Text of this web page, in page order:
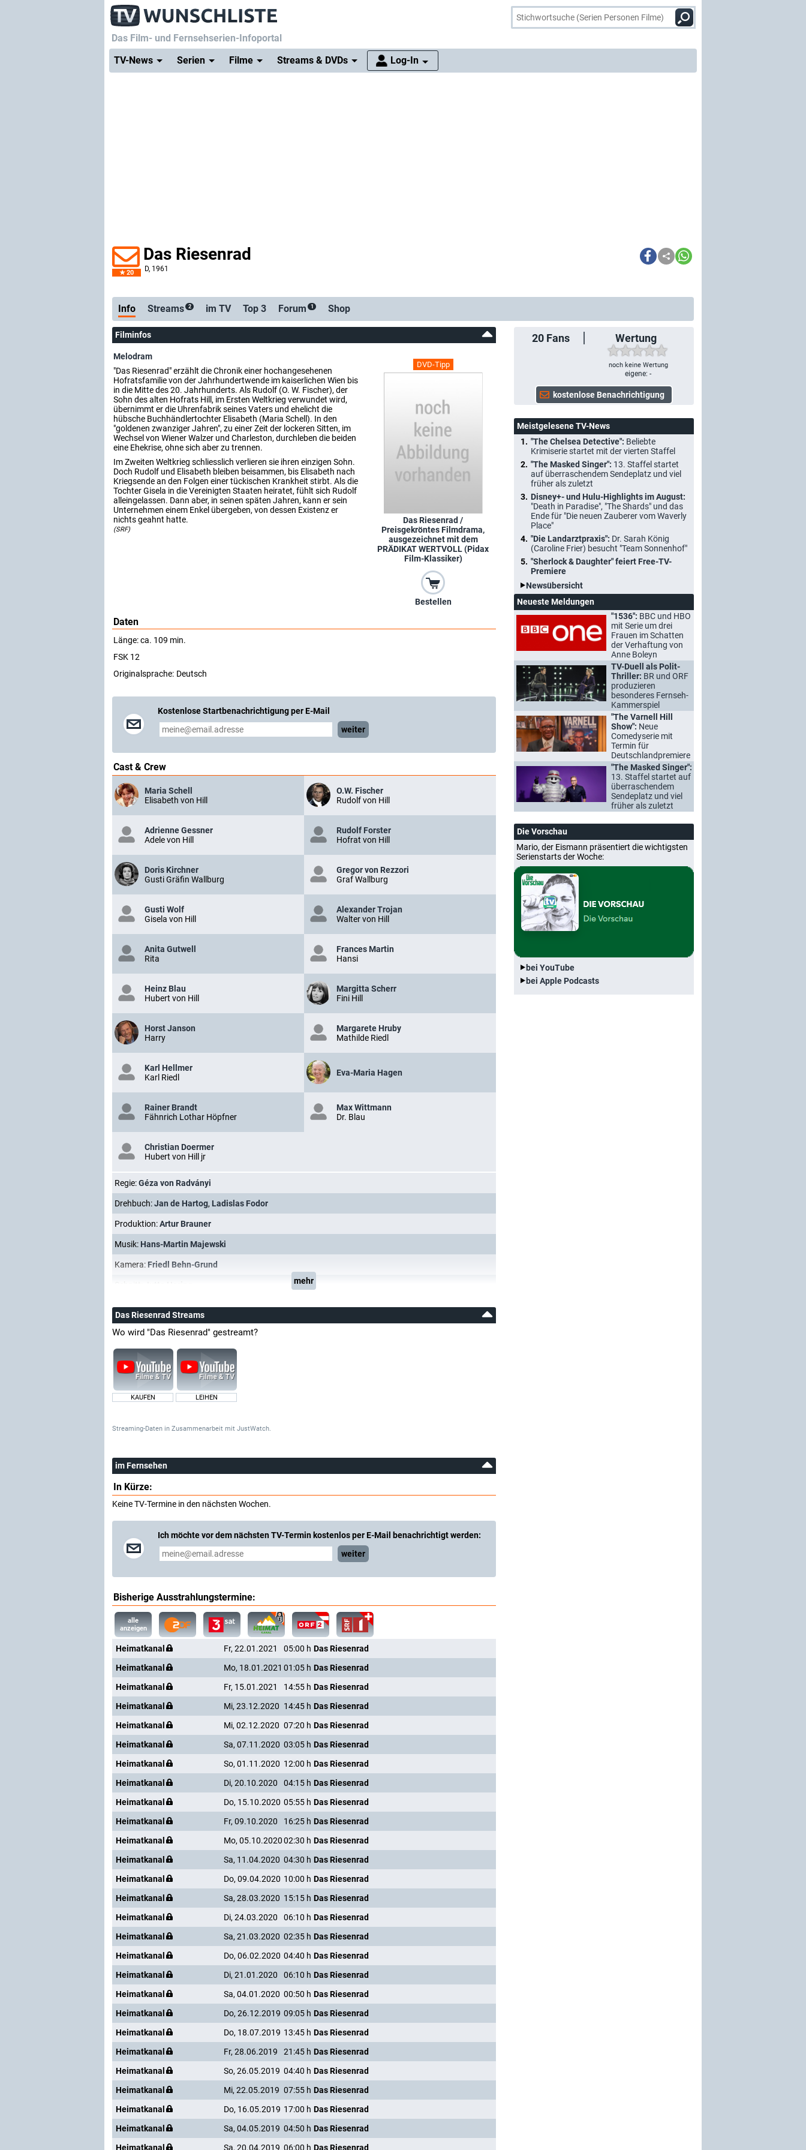
Das Film- und Fernsehserien-Infoportal
TV-News
Serien Filme Streams & DVDs Log-In
20
Das Riesenrad
D, 1961
Info Streams 2 im TV Top 3 Forum 1 Shop
20 Fans Wertung
noch keine Wertung
eigene: -
Filminfos
DVD-Tipp
Das Riesenrad /
Preisgekröntes Filmdrama,
ausgezeichnet mit dem
PRÄDIKAT WERTVOLL (Pidax
Film-Klassiker)
Bestellen
Melodram
"Das Riesenrad" erzählt die Chronik einer hochangesehenen
Hofratsfamilie von der Jahrhundertwende im kaiserlichen Wien bis
in die Mitte des 20. Jahrhunderts. Als Rudolf (O. W. Fischer), der
Sohn des alten Hofrats Hill, im Ersten Weltkrieg verwundet wird,
übernimmt er die Uhrenfabrik seines Vaters und ehelicht die
hübsche Buchhändlertochter Elisabeth (Maria Schell). In den
"goldenen zwanziger Jahren", zu einer Zeit der lockeren Sitten, im
Wechsel von Wiener Walzer und Charleston, durchleben die beiden
eine Ehekrise, ohne sich aber zu trennen.
Im Zweiten Weltkrieg schliesslich verlieren sie ihren einzigen Sohn.
Doch Rudolf und Elisabeth bleiben beisammen, bis Elisabeth nach
Kriegsende an den Folgen einer tückischen Krankheit stirbt. Als die
Tochter Gisela in die Vereinigten Staaten heiratet, fühlt sich Rudolf
alleingelassen. Dann aber, in seinen späten Jahren, kann er sein
Unternehmen einem Enkel übergeben, von dessen Existenz er
nichts geahnt hatte.
(SRF)
Daten
Länge: ca. 109 min.
FSK 12
Originalsprache: Deutsch
Kostenlose Startbenachrichtigung per E-Mail
weiter
Cast & Crew
Maria Schell
Elisabeth von Hill
O.W. Fischer
Rudolf von Hill
Adrienne Gessner
Adele von Hill
Rudolf Forster
Hofrat von Hill
Doris Kirchner
Gusti Gräfin Wallburg
Gregor von Rezzori
Graf Wallburg
Gusti Wolf
Gisela von Hill
Alexander Trojan
Walter von Hill
Anita Gutwell
Rita
Frances Martin
Hansi
Heinz Blau
Hubert von Hill
Margitta Scherr
Fini Hill
Horst Janson
Harry
Margarete Hruby
Mathilde Riedl
Karl Hellmer
Karl Riedl
Eva-Maria Hagen
Rainer Brandt
Fähnrich Lothar Höpfner
Max Wittmann
Dr. Blau
Christian Doermer
Hubert von Hill jr
Regie:Géza von Radványi
Drehbuch:Jan de Hartog, Ladislas Fodor
Produktion:Artur Brauner
Musik: Hans-Martin Majewski
Kamera: Friedl Behn-Grund
mehr
Das Riesenrad Streams
Wo wird "Das Riesenrad" gestreamt?
KAUFEN LEIHEN
Streaming-Daten in Zusammenarbeit mit JustWatch.
im Fernsehen
In Kürze:
Keine TV-Termine in den nächsten Wochen.
Ich möchte vor dem nächsten TV-Termin kostenlos per E-Mail benachrichtigt werden:
weiter
Bisherige Ausstrahlungstermine:
alle
anzeigen
Heimatkanal Fr, 22.01.2021 05:00 h Das Riesenrad
Heimatkanal
Mo, 18.01.2021 01:05 h Das Riesenrad
Heimatkanal
Fr, 15.01.2021 14:55 h Das Riesenrad
Heimatkanal
Mi, 23.12.2020 14:45 h Das Riesenrad
Heimatkanal
Mi, 02.12.2020 07:20 h Das Riesenrad
Heimatkanal
Sa, 07.11.2020 03:05 h Das Riesenrad
Heimatkanal
So, 01.11.2020 12:00 h Das Riesenrad
Heimatkanal
Di, 20.10.2020 04:15 h Das Riesenrad
Heimatkanal
Do, 15.10.2020 05:55 h Das Riesenrad
Heimatkanal
Fr, 09.10.2020 16:25 h Das Riesenrad
Heimatkanal
Mo, 05.10.202002:30 h Das Riesenrad
Heimatkanal
Sa, 11.04.2020 04:30 h Das Riesenrad
Heimatkanal
Do, 09.04.2020 10:00 h Das Riesenrad
Heimatkanal
Sa, 28.03.2020 15:15 h Das Riesenrad
Heimatkanal
Di, 24.03.2020 06:10 h Das Riesenrad
Heimatkanal
Sa, 21.03.2020 02:35 h Das Riesenrad
Heimatkanal
Do, 06.02.2020 04:40 h Das Riesenrad
Heimatkanal
Di, 21.01.2020 06:10 h Das Riesenrad
Heimatkanal
Sa, 04.01.2020 00:50 h Das Riesenrad
Heimatkanal
Do, 26.12.2019 09:05 h Das Riesenrad
Heimatkanal
Do, 18.07.2019 13:45 h Das Riesenrad
Heimatkanal
Fr, 28.06.2019 21:45 h Das Riesenrad
Heimatkanal
So, 26.05.2019 04:40 h Das Riesenrad
Heimatkanal
Mi, 22.05.2019 07:55 h Das Riesenrad
Heimatkanal
Do, 16.05.2019 17:00 h Das Riesenrad
Heimatkanal
Sa, 04.05.2019 04:50 h Das Riesenrad
Heimatkanal
Sa, 20.04.2019 06:00 h Das Riesenrad
Meistgelesene TV-News
"The Chelsea Detective": Beliebte
Krimiserie startet mit der vierten Staffel
"The Masked Singer": 13. Staffel startet
auf überraschendem Sendeplatz und viel
früher als zuletzt
Disney+- und Hulu-Highlights im August:
"Death in Paradise", "The Shards" und das
Ende für "Die neuen Zauberer vom Waverly
Place"
"Die Landarztpraxis": Dr. Sarah König
(Caroline Frier) besucht "Team Sonnenhof"
"Sherlock & Daughter" feiert Free-TV-
Premiere
Newsübersicht
Neueste Meldungen
"1536": BBC und HBO
mit Serie um drei
Frauen im Schatten
der Verhaftung von
Anne Boleyn
TV-Duell als Polit-
Thriller: BR und ORF
produzieren
besonderes Fernseh-
Kammerspiel
"The Varnell Hill
Show": Neue
Comedyserie mit
Termin für
Deutschlandpremiere
"The Masked Singer":
13. Staffel startet auf
überraschendem
Sendeplatz und viel
früher als zuletzt
Die Vorschau
Mario, der Eismann präsentiert die wichtigsten
Serienstarts der Woche:
bei YouTube
bei Apple Podcasts